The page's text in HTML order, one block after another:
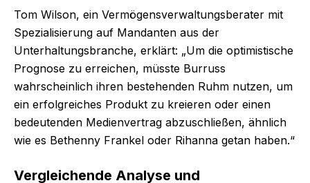
Tom Wilson, ein Vermögensverwaltungsberater mit
Spezialisierung auf Mandanten aus der
Unterhaltungsbranche, erklärt: „Um die optimistische
Prognose zu erreichen, müsste Burruss
wahrscheinlich ihren bestehenden Ruhm nutzen, um
ein erfolgreiches Produkt zu kreieren oder einen
bedeutenden Medienvertrag abzuschließen, ähnlich
wie es Bethenny Frankel oder Rihanna getan haben.“
Vergleichende Analyse und